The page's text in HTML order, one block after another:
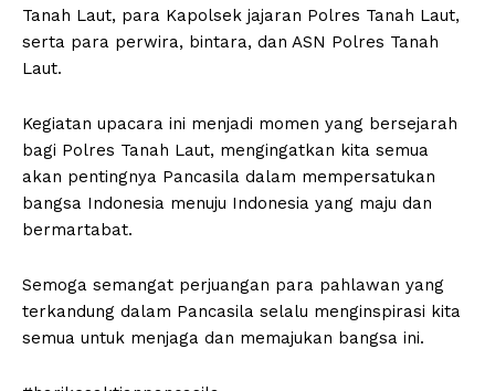
Tanah Laut, para Kapolsek jajaran Polres Tanah Laut,
serta para perwira, bintara, dan ASN Polres Tanah
Laut.
Kegiatan upacara ini menjadi momen yang bersejarah
bagi Polres Tanah Laut, mengingatkan kita semua
akan pentingnya Pancasila dalam mempersatukan
bangsa Indonesia menuju Indonesia yang maju dan
bermartabat.
Semoga semangat perjuangan para pahlawan yang
terkandung dalam Pancasila selalu menginspirasi kita
semua untuk menjaga dan memajukan bangsa ini.